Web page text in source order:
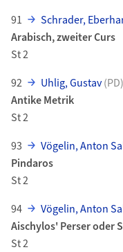
91
Schrader,
Arabisch, zweiter Curs
St 2
92
Uhlig, Gustav(PD)
Antike Metrik
St 2
93
Vögelin, Anton
Pindaros
St 2
94
Vögelin, Anton
Aischylos' Perser oder
St 2